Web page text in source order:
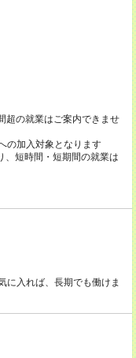
超の就業はご案内できませ
の加入対象となります
短時間・短期間の就業は
入れば、長期でも働けま